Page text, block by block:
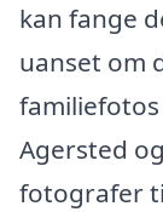
kan fange
uanset om
Agersted
fotografer